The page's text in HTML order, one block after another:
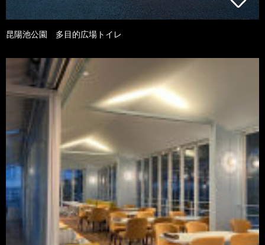
昆陽池公園 多目的広場トイレ